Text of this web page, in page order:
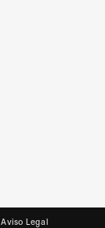
Aviso Legal